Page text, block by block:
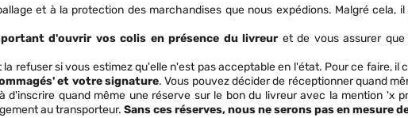
et à la protection des marchandises que nous expédions. Malgré cela,
d'ouvrir vos colis en présence du livreuret de vous assurer que
refuser si vous estimez qu'elle n'est pas acceptable en l'état. Pour ce faire, il
et votre signature. Vous pouvez décider de réceptionner quand
d'inscrire quand même une réserve sur le bon du livreur avec la mention 'x
au transporteur. Sans ces réserves, nous ne serons pas en mesure